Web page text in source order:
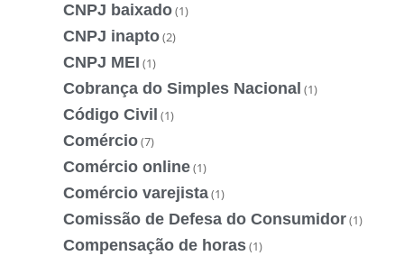
CNPJ baixado(1)
CNPJ inapto(2)
CNPJ MEI (1)
Cobrança do Simples Nacional (1)
Código Civil (1)
Comércio(7)
Comércio online(1)
Comércio varejista(1)
Comissão de Defesa do Consumidor(1)
Compensação de horas(1)